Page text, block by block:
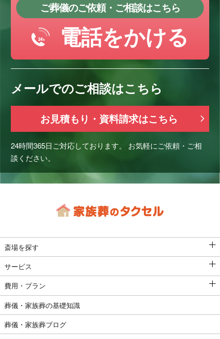
ご葬儀のご依頼・ご相談はこちら
電話をかける
メールでのご相談はこちら
お見積もり・資料請求はこちら
24時間365日ご対応しております。
お気軽にご依頼・ご相
談ください。
斎場を探す
サービス
費用・プラン
葬儀・家族葬の基礎知識
葬儀・家族葬ブログ